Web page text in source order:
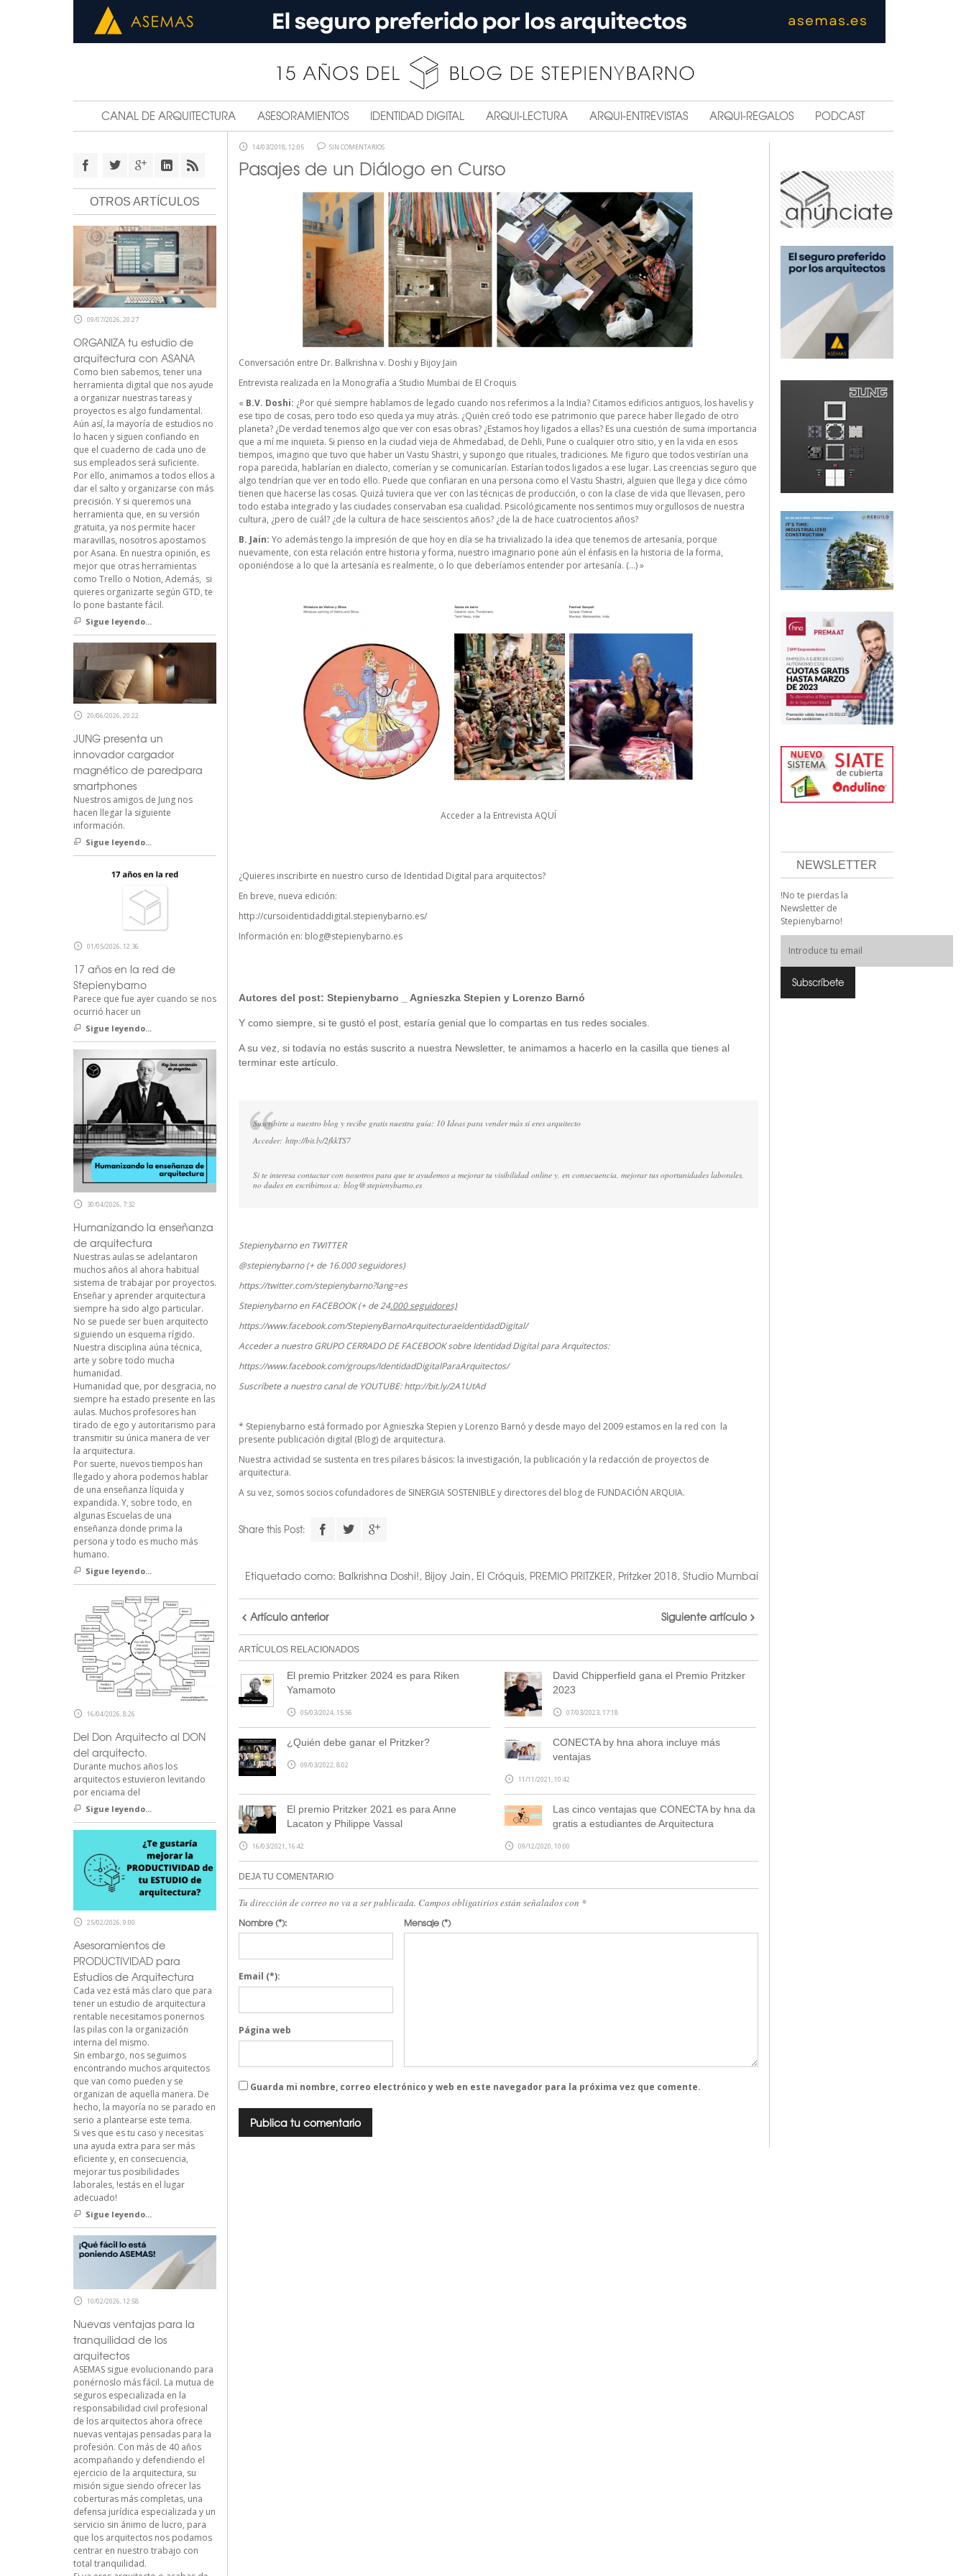
CANAL DE ARQUITECTURA ASESORAMIENTOS IDENTIDAD DIGITAL ARQUI-LECTURA ARQUI-ENTREVISTAS ARQUI-REGALOS PODCAST
14/03/2018, 12:05 SIN COMENTARIOS
Pasajes de un Diálogo en Curso
Conversación entre Dr. Balkrishna v. Doshi y Bijoy Jain
Entrevista realizada en la Monografía a Studio Mumbai de El Croquis
« B.V. Doshi: ¿Por qué siempre hablamos de legado cuando nos referimos a la India? Citamos edificios antiguos, los havelis y
ese tipo de cosas, pero todo eso queda ya muy atrás. ¿Quién creó todo ese patrimonio que parece haber llegado de otro
planeta? ¿De verdad tenemos algo que ver con esas obras? ¿Estamos hoy ligados a ellas? Es una cuestión de suma importancia
que a mí me inquieta. Si pienso en la ciudad vieja de Ahmedabad, de Dehli, Pune o cualquier otro sitio, y en la vida en esos
tiempos, imagino que tuvo que haber un Vastu Shastri, y supongo que rituales, tradiciones. Me figuro que todos vestirían una
ropa parecida, hablarían en dialecto, comerían y se comunicarían. Estarían todos ligados a ese lugar. Las creencias seguro que
algo tendrían que ver en todo ello. Puede que confiaran en una persona como el Vastu Shastri, alguien que llega y dice cómo
tienen que hacerse las cosas. Quizá tuviera que ver con las técnicas de producción, o con la clase de vida que llevasen, pero
todo estaba integrado y las ciudades conservaban esa cualidad. Psicológicamente nos sentimos muy orgullosos de nuestra
cultura, ¿pero de cuál? ¿de la cultura de hace seiscientos años? ¿de la de hace cuatrocientos años?
B. Jain: Yo además tengo la impresión de que hoy en día se ha trivializado la idea que tenemos de artesanía, porque
nuevamente, con esta relación entre historia y forma, nuestro imaginario pone aún el énfasis en la historia de la forma,
oponiéndose a lo que la artesanía es realmente, o lo que deberíamos entender por artesanía. (…) »
Acceder a la Entrevista AQUÍ
¿Quieres inscribirte en nuestro curso de Identidad Digital para arquitectos?
En breve, nueva edición:
http://cursoidentidaddigital.stepienybarno.es/
Información en: blog@stepienybarno.es
Autores del post: Stepienybarno _ Agnieszka Stepien y Lorenzo Barnó
Y como siempre, si te gustó el post, estaría genial que lo compartas en tus redes sociales.
A su vez, si todavía no estás suscrito a nuestra Newsletter, te animamos a hacerlo en la casilla que tienes al
terminar este artículo.
Suscribirte a nuestro blog y recibe gratis nuestra guía: 10 Ideas para vender más si eres arquitecto
Acceder: http://bit.ly/2fkkTS7
Si te interesa contactar con nosotros para que te ayudemos a mejorar tu visibilidad online y, en consecuencia, mejorar tus oportunidades laborales,
no dudes en escribirnos a: blog@stepienybarno.es
Stepienybarno en TWITTER
@stepienybarno (+ de 16.000 seguidores)
https://twitter.com/stepienybarno?lang=es
Stepienybarno en FACEBOOK (+ de 24.000 seguidores)
https://www.facebook.com/StepienyBarnoArquitecturaeIdentidadDigital/
Acceder a nuestro GRUPO CERRADO DE FACEBOOK sobre Identidad Digital para Arquitectos:
https://www.facebook.com/groups/IdentidadDigitalParaArquitectos/
Suscríbete a nuestro canal de YOUTUBE:http://bit.ly/2A1UtAd
* Stepienybarno está formado por Agnieszka Stepien y Lorenzo Barnó y desde mayo del 2009 estamos en la red con la
presente publicación digital (Blog) de arquitectura.
Nuestra actividad se sustenta en tres pilares básicos: la investigación, la publicación y la redacción de proyectos de
arquitectura.
A su vez, somos socios cofundadores de SINERGIA SOSTENIBLEy directores del blog de FUNDACIÓN ARQUIA.
Share this Post:
Etiquetado como: Balkrishna Doshi!, Bijoy Jain, El Cróquis, PREMIO PRITZKER, Pritzker 2018, Studio Mumbai
Artículo anterior Siguiente artículo
ARTÍCULOS RELACIONADOS
El premio Pritzker 2024 es para Riken
Yamamoto
05/03/2024, 15:56
David Chipperfield gana el Premio Pritzker
2023
07/03/2023, 17:18
¿Quién debe ganar el Pritzker?
09/03/2022, 8:02
CONECTA by hna ahora incluye más
ventajas
11/11/2021, 10:42
El premio Pritzker 2021 es para Anne
Lacaton y Philippe Vassal
16/03/2021, 16:42
Las cinco ventajas que CONECTA by hna da
gratis a estudiantes de Arquitectura
09/12/2020, 10:00
DEJA TU COMENTARIO
Tu dirección de correo no va a ser publicada. Campos obligatirios están señalados con *
Mensaje(*)
Nombre(*):
Email (*):
Página web
Guarda mi nombre, correo electrónico y web en este navegador para la próxima vez que comente.
NEWSLETTER
!No te pierdas la
Newsletter de
Stepienybarno!
OTROS ARTÍCULOS
09/07/2026, 20:27
ORGANIZA tu estudio de
arquitectura con ASANA
Como bien sabemos, tener una
herramienta digital que nos ayude
a organizar nuestras tareas y
proyectos es algo fundamental.
Aún así, la mayoría de estudios no
lo hacen y siguen confiando en
que el cuaderno de cada uno de
sus empleados será suficiente.
Por ello, animamos a todos ellos a
dar el salto y organizarse con más
precisión. Y si queremos una
herramienta que, en su versión
gratuita, ya nos permite hacer
maravillas, nosotros apostamos
por Asana. En nuestra opinión, es
mejor que otras herramientas
como Trello o Notion, Además, si
quieres organizarte según GTD, te
lo pone bastante fácil.
Sigue leyendo...
20/06/2026, 20:22
JUNG presenta un
innovador cargador
magnético de paredpara
smartphones
Nuestros amigos de Jung nos
hacen llegar la siguiente
información.
Sigue leyendo...
01/05/2026, 12:36
17 años en la red de
Stepienybarno
Parece que fue ayer cuando se nos
ocurrió hacer un
Sigue leyendo...
30/04/2026, 7:32
Humanizando la enseñanza
de arquitectura
Nuestras aulas se adelantaron
muchos años al ahora habitual
sistema de trabajar por proyectos.
Enseñar y aprender arquitectura
siempre ha sido algo particular.
No se puede ser buen arquitecto
siguiendo un esquema rígido.
Nuestra disciplina aúna técnica,
arte y sobre todo mucha
humanidad.
Humanidad que, por desgracia, no
siempre ha estado presente en las
aulas. Muchos profesores han
tirado de ego y autoritarismo para
transmitir su única manera de ver
la arquitectura.
Por suerte, nuevos tiempos han
llegado y ahora podemos hablar
de una enseñanza líquida y
expandida. Y, sobre todo, en
algunas Escuelas de una
enseñanza donde prima la
persona y todo es mucho más
humano.
Sigue leyendo...
16/04/2026, 8:26
Del Don Arquitecto al DON
del arquitecto.
Durante muchos años los
arquitectos estuvieron levitando
por enciama del
Sigue leyendo...
25/02/2026, 9:00
Asesoramientos de
PRODUCTIVIDAD para
Estudios de Arquitectura
Cada vez está más claro que para
tener un estudio de arquitectura
rentable necesitamos ponernos
las pilas con la organización
interna del mismo.
Sin embargo, nos seguimos
encontrando muchos arquitectos
que van como pueden y se
organizan de aquella manera. De
hecho, la mayoría no se parado en
serio a plantearse este tema.
Si ves que es tu caso y necesitas
una ayuda extra para ser más
eficiente y, en consecuencia,
mejorar tus posibilidades
laborales, !estás en el lugar
adecuado!
Sigue leyendo...
10/02/2026, 12:58
Nuevas ventajas para la
tranquilidad de los
arquitectos
ASEMAS sigue evolucionando para
ponérnoslo más fácil. La mutua de
seguros especializada en la
responsabilidad civil profesional
de los arquitectos ahora ofrece
nuevas ventajas pensadas para la
profesión. Con más de 40 años
acompañando y defendiendo el
ejercicio de la arquitectura, su
misión sigue siendo ofrecer las
coberturas más completas, una
defensa jurídica especializada y un
servicio sin ánimo de lucro, para
que los arquitectos nos podamos
centrar en nuestro trabajo con
total tranquilidad.